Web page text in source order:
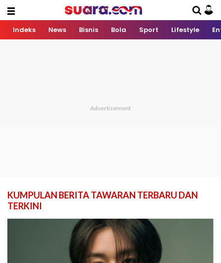
Indeks News Bisnis Bola Sport Lifestyle
KUMPULAN BERITA TAWARAN TERBARU DAN
TERKINI